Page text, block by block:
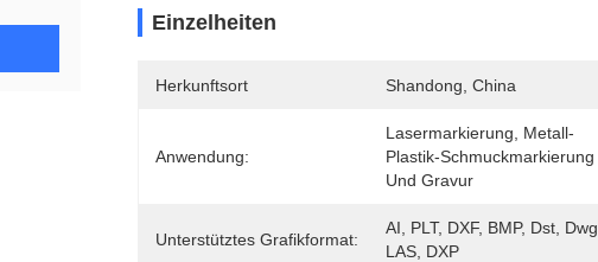
Einzelheiten
Herkunftsort Shandong, China
Anwendung:
Lasermarkierung, Metall-
Plastik-Schmuckmarkierung
Und Gravur
Unterstütztes Grafikformat:
AI, PLT, DXF, BMP, Dst, Dwg,
LAS, DXP